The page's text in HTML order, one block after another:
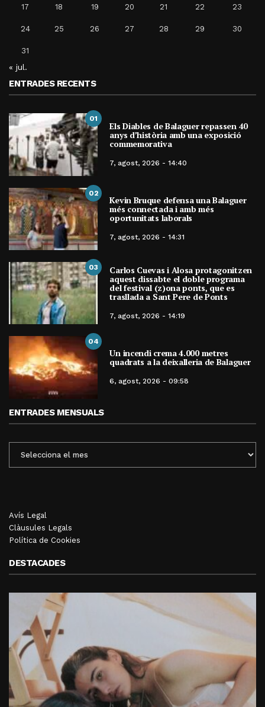
17 18 19 20 21 22 23
24 25 26 27 28 29 30
31
« jul.
ENTRADES RECENTS
01
Els Diables de Balaguer repassen 40
anys d’història amb una exposició
commemorativa
7, agost, 2026 - 14:40
02
Kevin Bruque defensa una Balaguer
més connectada i amb més
oportunitats laborals
7, agost, 2026 - 14:31
03 Carlos Cuevas i Alosa protagonitzen
aquest dissabte el doble programa
del festival (z)ona ponts, que es
trasllada a Sant Pere de Ponts
7, agost, 2026 - 14:19
04
Un incendi crema 4.000 metres
quadrats a la deixalleria de Balaguer
6, agost, 2026 - 09:58
ENTRADES MENSUALS
MENSUALS
Avís Legal
Clàusules Legals
Política de Cookies
DESTACADES